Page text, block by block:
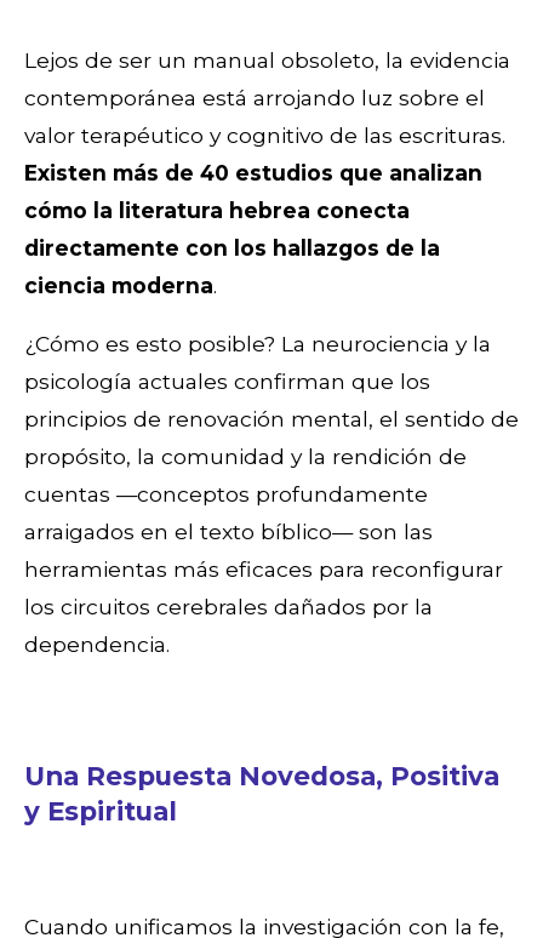
Lejos de ser un manual obsoleto, la evidencia
contemporánea está arrojando luz sobre el
valor terapéutico y cognitivo de las escrituras.
Existen más de 40 estudios que analizan
cómo la literatura hebrea conecta
directamente con los hallazgos de la
ciencia moderna.
¿Cómo es esto posible? La neurociencia y la
psicología actuales confirman que los
principios de renovación mental, el sentido de
propósito, la comunidad y la rendición de
cuentas —conceptos profundamente
arraigados en el texto bíblico— son las
herramientas más eficaces para reconfigurar
los circuitos cerebrales dañados por la
dependencia.
Una Respuesta Novedosa, Positiva
y Espiritual
Cuando unificamos la investigación con la fe,